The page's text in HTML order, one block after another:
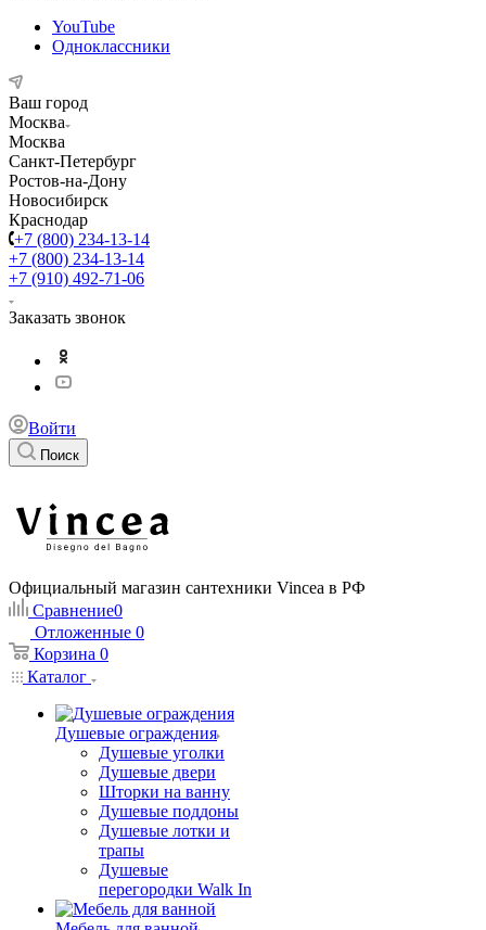
YouTube
Одноклассники
Ваш город
Москва
Москва
Санкт-Петербург
Ростов-на-Дону
Новосибирск
Краснодар
+7 (800) 234-13-14
+7 (800) 234-13-14
+7 (910) 492-71-06
Заказать звонок
Войти
Поиск
Официальный магазин сантехники Vincea в РФ
Сравнение0
Отложенные 0
Корзина 0
Каталог
Душевые ограждения
Душевые уголки
Душевые двери
Шторки на ванну
Душевые поддоны
Душевые лотки и
трапы
Душевые
перегородки Walk In